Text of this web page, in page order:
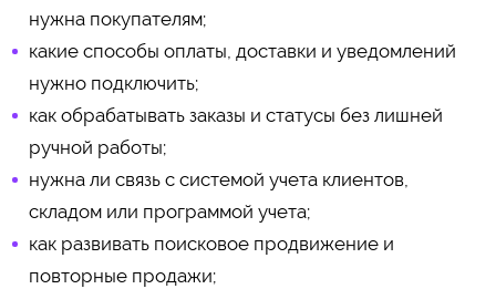
нужна покупателям;
какие способы оплаты, доставки и уведомлений
нужно подключить;
как обрабатывать заказы и статусы без лишней
ручной работы;
нужна ли связь с системой учета клиентов,
складом или программой учета;
как развивать поисковое продвижение и
повторные продажи;